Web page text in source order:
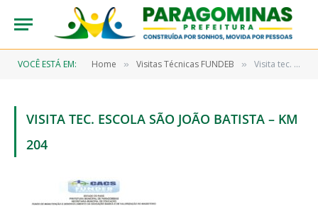
VOCÊ ESTÁ EM: Home » Visitas Técnicas FUNDEB » Visita tec. Escola São João Batista – Km 204
VISITA TEC. ESCOLA SÃO JOÃO BATISTA – KM
204